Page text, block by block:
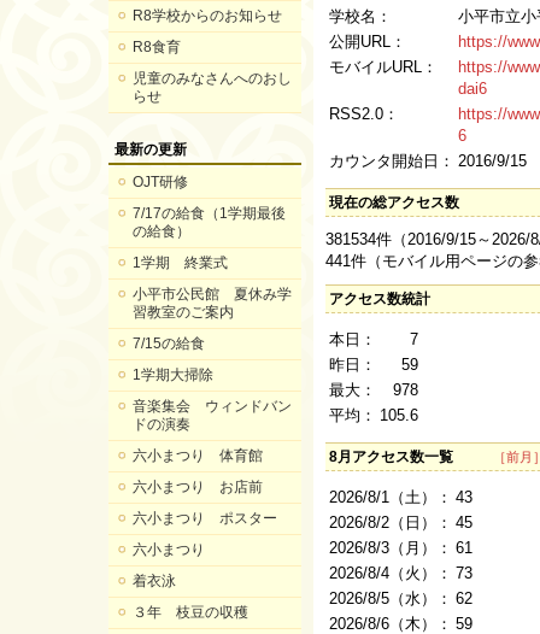
R8学校からのお知らせ
R8食育
児童のみなさんへのおし
らせ
最新の更新
OJT研修
7/17の給食（1学期最後
の給食）
1学期 終業式
小平市公民館 夏休み学
習教室のご案内
7/15の給食
1学期大掃除
音楽集会 ウィンドバン
ドの演奏
六小まつり 体育館
六小まつり お店前
六小まつり ポスター
六小まつり
着衣泳
３年 枝豆の収穫
学校名：
小平市立
公開URL：
https://
モバイルURL：
https://
dai6
RSS2.0：
https://
6
カウンタ開始日： 2016/9/15
現在の総アクセス数
381534件（2016/9/15～2026/
441件（モバイル用ページの
アクセス数統計
本日：
7
昨日：
59
最大：
978
平均： 105.6
8月アクセス数一覧 ［前月
2026/8/1（土）： 43
2026/8/2（日）： 45
2026/8/3（月）： 61
2026/8/4（火）： 73
2026/8/5（水）： 62
2026/8/6（木）： 59